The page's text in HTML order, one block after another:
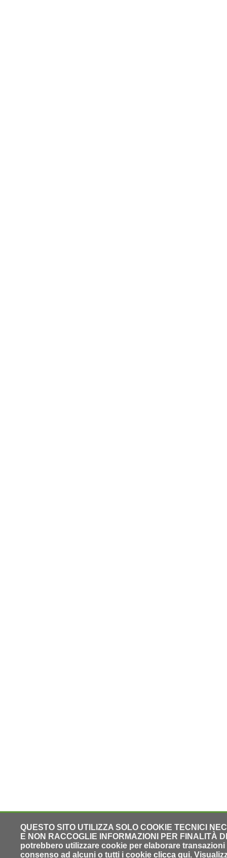
QUESTO SITO UTILIZZA SOLO COOKIE TECNICI
E NON RACCOGLIE INFORMAZIONI PER FINALITÀ
potrebbero utilizzare cookie per elaborare
consenso ad alcuni o tutti i cookie clicca qui.